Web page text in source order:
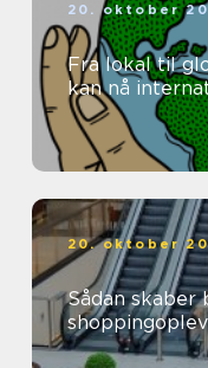
20. oktober
Fra lokal til
kan nå
20. oktober
Sådan